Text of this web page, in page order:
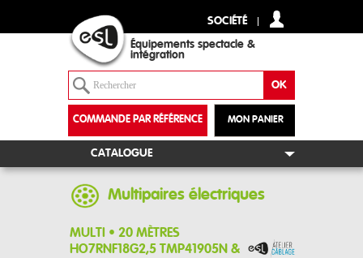
SOCIÉTÉ
Équipements spectacle &
intégration
MON PANIER
COMMANDE PAR RÉFÉRENCE
+
CATALOGUE
Multipaires électriques
MULTI • 20 MÈTRES
HO7RNF18G2,5 TMP41905N &